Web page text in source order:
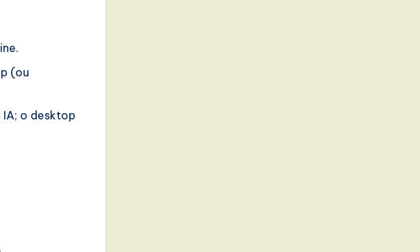
(ou
IA; o desktop